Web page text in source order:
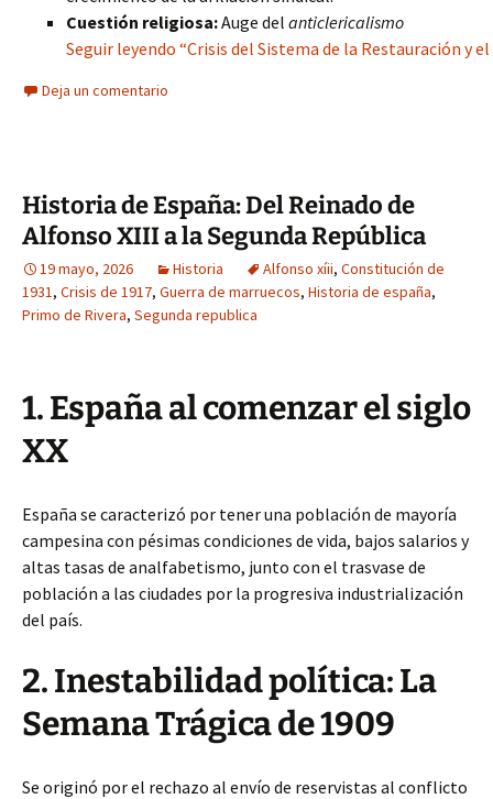
Cuestión religiosa:Auge del anticlericalismo
Seguir leyendo “Crisis del Sistema de la Restauración y
Deja un comentario
Historia de España: Del Reinado de
Alfonso XIII a la Segunda República
19 mayo, 2026 Historia Alfonso xíii, Constitución de
1931, Crisis de 1917, Guerra de marruecos, Historia de españa,
Primo de Rivera, Segunda republica
1. España al comenzar el siglo
XX
España se caracterizó por tener una población de mayoría
campesina con pésimas condiciones de vida, bajos salarios y
altas tasas de analfabetismo, junto con el trasvase de
población a las ciudades por la progresiva industrialización
del país.
2. Inestabilidad política: La
Semana Trágica de 1909
Se originó por el rechazo al envío de reservistas al conflicto